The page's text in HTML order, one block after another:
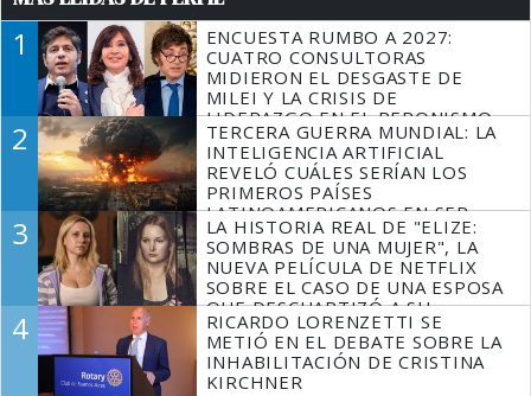
1
ENCUESTA RUMBO A 2027:
CUATRO CONSULTORAS
MIDIERON EL DESGASTE DE
MILEI Y LA CRISIS DE
LIDERAZGO EN EL PERONISMO
2
TERCERA GUERRA MUNDIAL: LA
INTELIGENCIA ARTIFICIAL
REVELÓ CUÁLES SERÍAN LOS
PRIMEROS PAÍSES
LATINOAMERICANOS EN SER
DERROTADOS
3
LA HISTORIA REAL DE "ELIZE:
SOMBRAS DE UNA MUJER", LA
NUEVA PELÍCULA DE NETFLIX
SOBRE EL CASO DE UNA ESPOSA
QUE DESCUARTIZÓ A SU
MARIDO
4
RICARDO LORENZETTI SE
METIÓ EN EL DEBATE SOBRE LA
INHABILITACIÓN DE CRISTINA
KIRCHNER